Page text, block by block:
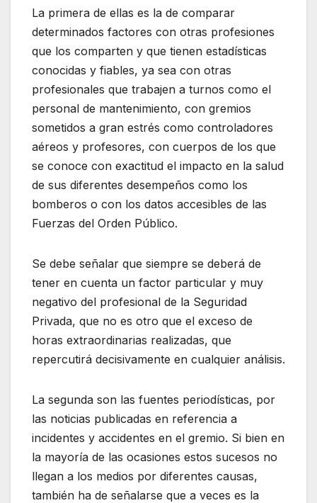
La primera de ellas es la de comparar
determinados factores con otras profesiones
que los comparten y que tienen estadísticas
conocidas y fiables, ya sea con otras
profesionales que trabajen a turnos como el
personal de mantenimiento, con gremios
sometidos a gran estrés como controladores
aéreos y profesores, con cuerpos de los que
se conoce con exactitud el impacto en la salud
de sus diferentes desempeños como los
bomberos o con los datos accesibles de las
Fuerzas del Orden Público.
Se debe señalar que siempre se deberá de
tener en cuenta un factor particular y muy
negativo del profesional de la Seguridad
Privada, que no es otro que el exceso de
horas extraordinarias realizadas, que
repercutirá decisivamente en cualquier análisis.
La segunda son las fuentes periodísticas, por
las noticias publicadas en referencia a
incidentes y accidentes en el gremio. Si bien en
la mayoría de las ocasiones estos sucesos no
llegan a los medios por diferentes causas,
también ha de señalarse que a veces es la